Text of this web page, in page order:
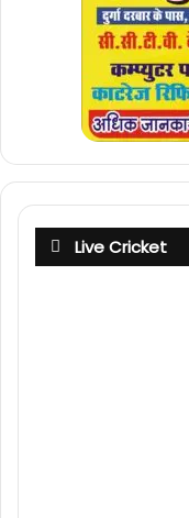
Live Cricket